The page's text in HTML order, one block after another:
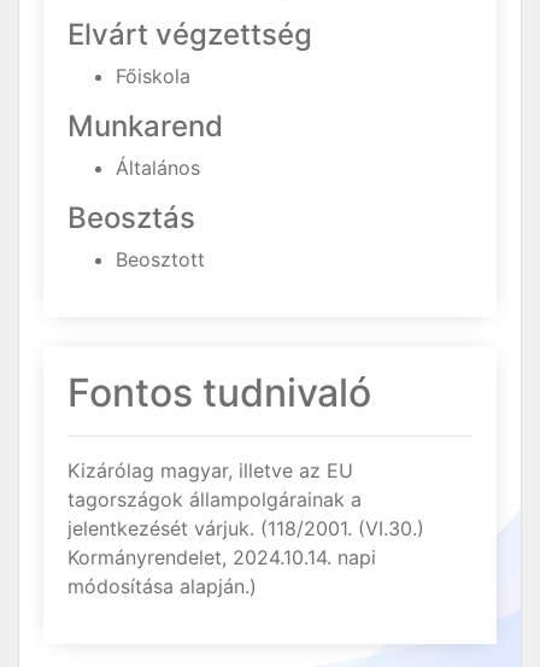
Elvárt végzettség
Főiskola
Munkarend
Általános
Beosztás
Beosztott
Fontos tudnivaló
Kizárólag magyar, illetve az EU
tagországok állampolgárainak a
jelentkezését várjuk. (118/2001. (VI.30.)
Kormányrendelet, 2024.10.14. napi
módosítása alapján.)